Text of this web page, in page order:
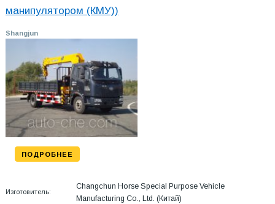
манипулятором (КМУ))
Shangjun
ПОДРОБНЕЕ
Изготовитель:
Changchun Horse Special Purpose Vehicle
Manufacturing Co., Ltd. (Китай)